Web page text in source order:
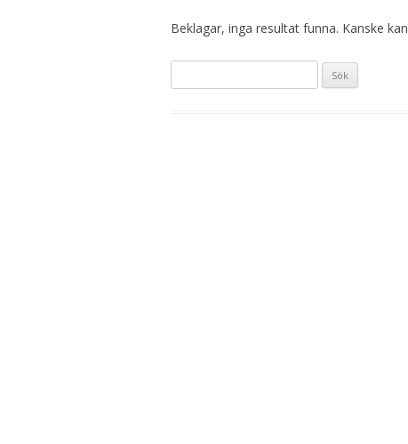
Beklagar, inga resultat funna. Kanske
efter: